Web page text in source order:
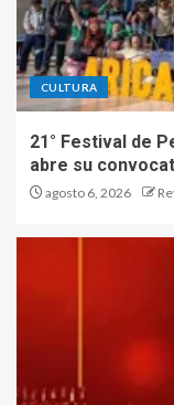
CULTURA
21° Festival de
abre su
agosto 6, 2026